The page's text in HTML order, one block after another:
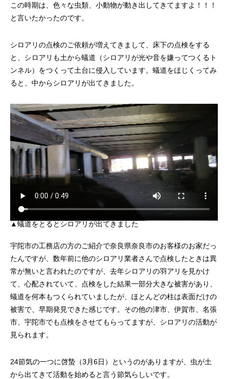
この時期は、色々な虫類、小動物が動き出してきてますよ！！！
と言いたかったのです。
シロアリの点検のご依頼が増えてきまして、床下の点検をする
と、シロアリも土から蟻道（シロアリが光や音を嫌ってつくるト
ンネル）をつくって土台に侵入しています。蟻道をほじくってみ
ると、中からシロアリが出てきました。
蟻道をとるとシロアリが出てきました
宇陀市の工務店の方のご紹介で奈良県奈良市のお客様のお家だっ
たんですが、数年前に他のシロアリ業者さんで点検したときは異
常が無いと言われたのですが、去年シロアリの羽アリを見かけ
て、心配されていて、点検をした結果一部分大きな被害があり、
蟻道を何本もつくられていましたが、ほとんどの柱は表面だけの
被害で、早期発見できた感じです。その他の津市、伊賀市、名張
市、宇陀市でも点検をさせてもらってますが、シロアリの活動が
見られます。
24節気の一つに啓蟄（3月6日）というのがありますが、虫が土
から出てきて活動を始めると言う節気らしいです。